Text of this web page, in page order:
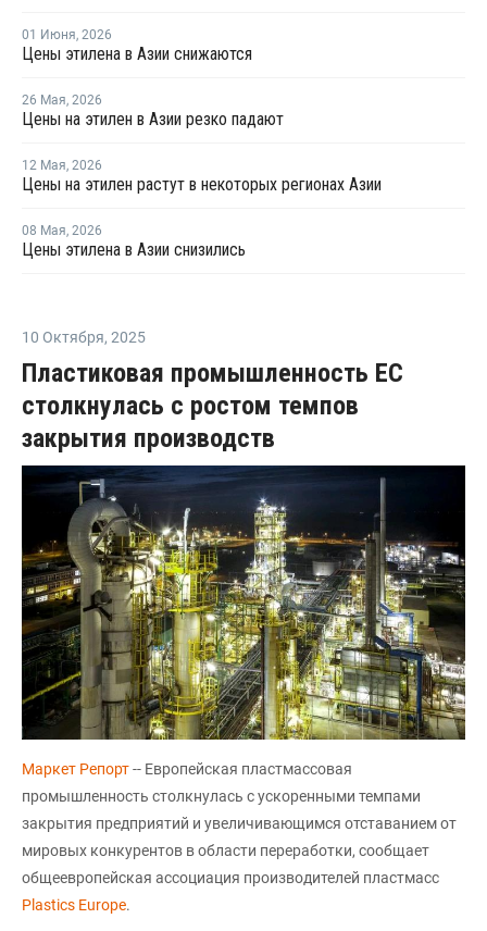
01 Июня, 2026
Цены этилена в Азии снижаются
26 Мая, 2026
Цены на этилен в Азии резко падают
12 Мая, 2026
Цены на этилен растут в некоторых регионах Азии
08 Мая, 2026
Цены этилена в Азии снизились
10 Октября, 2025
Пластиковая промышленность ЕС
столкнулась с ростом темпов
закрытия производств
Маркет Репорт-- Европейская пластмассовая
промышленность столкнулась с ускоренными темпами
закрытия предприятий и увеличивающимся отставанием от
мировых конкурентов в области переработки, сообщает
общеевропейская ассоциация производителей пластмасс
Plastics Europe.